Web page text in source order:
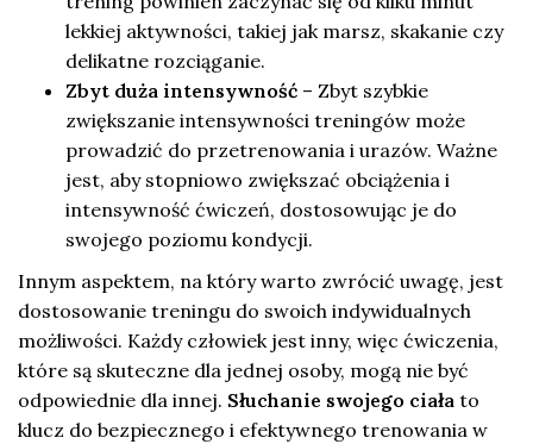
lekkiej aktywności, takiej jak marsz, skakanie czy
delikatne rozciąganie.
Zbyt duża intensywność – Zbyt szybkie
zwiększanie intensywności treningów może
prowadzić do przetrenowania i urazów. Ważne
jest, aby stopniowo zwiększać obciążenia i
intensywność ćwiczeń, dostosowując je do
swojego poziomu kondycji.
Innym aspektem, na który warto zwrócić uwagę, jest
dostosowanie treningu do swoich indywidualnych
możliwości. Każdy człowiek jest inny, więc ćwiczenia,
które są skuteczne dla jednej osoby, mogą nie być
odpowiednie dla innej. Słuchanie swojego ciała to
klucz do bezpiecznego i efektywnego trenowania w